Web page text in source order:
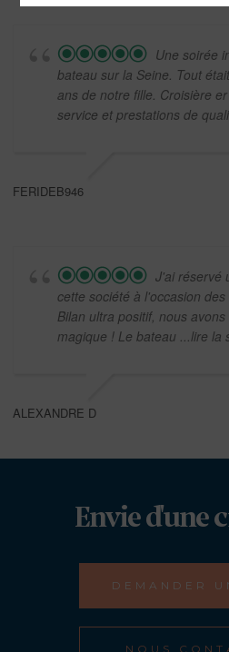
Une soirée
bateau sur la Seine. Tout
ans de notre fille. Croisière
service et prestations de
FERIDEB946
J'ai réservé
cette société à l'occasion
Bilan ultra positif, nous
magique ! Le bateau ...lire la
ALEXANDRE D
Envie d'une
DEMANDER
NOUS